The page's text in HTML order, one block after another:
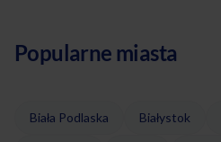
Popularne miasta
Biała Podlaska Białystok